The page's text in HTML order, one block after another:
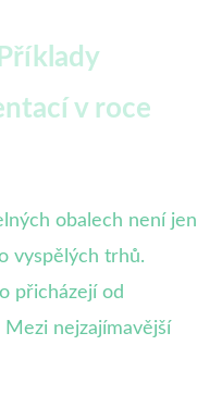
v roce
obalech není jen
vyspělých trhů.
přicházejí od
nejzajímavější